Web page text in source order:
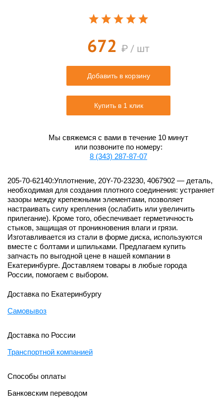
672 ₽ / шт
Добавить в корзину
Купить в 1 клик
Мы свяжемся с вами в течение 10 минут
или позвоните по номеру:
8 (343) 287-87-07
205-70-62140:Уплотнение, 20Y-70-23230, 4067902 — деталь,
необходимая для создания плотного соединения: устраняет
зазоры между крепежными элементами, позволяет
настраивать силу крепления (ослабить или увеличить
прилегание). Кроме того, обеспечивает герметичность
стыков, защищая от проникновения влаги и грязи.
Изготавливается из стали в форме диска, используются
вместе с болтами и шпильками. Предлагаем купить
запчасть по выгодной цене в нашей компании в
Екатеринбурге. Доставляем товары в любые города
России, помогаем с выбором.
Доставка по Екатеринбургу
Самовывоз
Доставка по России
Транспортной компанией
Способы оплаты
Банковским переводом